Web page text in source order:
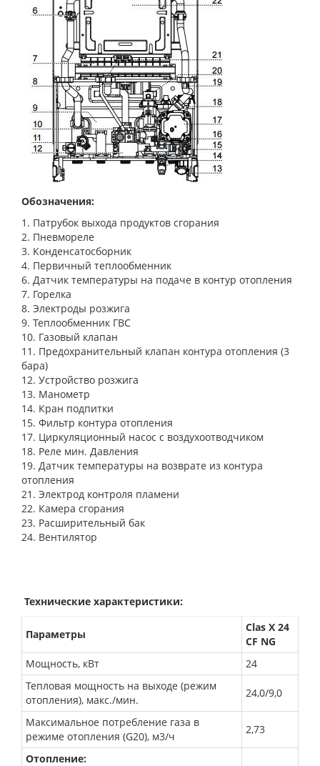
Обозначения:
1. Патрубок выхода продуктов сгорания
2. Пневмореле
3. Конденсатосборник
4. Первичный теплообменник
6. Датчик температуры на подаче в контур отопления
7. Горелка
8. Электроды розжига
9. Теплообменник ГВС
10. Газовый клапан
11. Предохранительный клапан контура отопления (3
бара)
12. Устройство розжига
13. Манометр
14. Кран подпитки
15. Фильтр контура отопления
17. Циркуляционный насос с воздухоотводчиком
18. Реле мин. Давления
19. Датчик температуры на возврате из контура
отопления
21. Электрод контроля пламени
22. Камера сгорания
23. Расширительный бак
24. Вентилятор
Технические характеристики:
Параметры
Clas X 24
CF NG
Мощность, кВт
24
Тепловая мощность на выходе (режим
отопления), макс./мин.
24,0/9,0
Максимальное потребление газа в
режиме отопления (G20), м3/ч
2,73
Отопление: